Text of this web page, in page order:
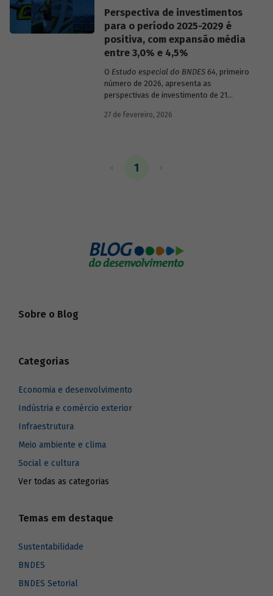
Perspectiva de investimentos
para o período 2025-2029 é
positiva, com expansão média
entre 3,0% e 4,5%
O Estudo especial do BNDES 64, primeiro
número de 2026, apresenta as
perspectivas de investimento de 21
período de 2025 a 2029.
27 de fevereiro, 2026
1
Sobre o Blog
Categorias
Economia e desenvolvimento
Indústria e comércio exterior
Infraestrutura
Meio ambiente e clima
Social e cultura
Ver todas as categorias
Temas em destaque
Sustentabilidade
BNDES
BNDES Setorial